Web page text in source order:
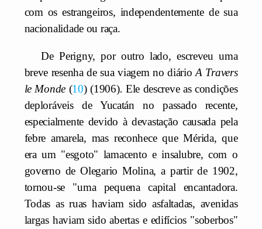
com os estrangeiros, independentemente de sua
nacionalidade ou raça.
De Perigny, por outro lado, escreveu uma
breve resenha de sua viagem no diárioA Travers
le Monde 10 (1906). Ele descreve as condições
deploráveis de Yucatán no passado recente,
especialmente devido à devastação causada pela
febre amarela, mas reconhece que Mérida, que
era um "esgoto" lamacento e insalubre, com o
governo de Olegario Molina, a partir de 1902,
tornou-se "uma pequena capital encantadora.
Todas as ruas haviam sido asfaltadas, avenidas
largas haviam sido abertas e edifícios "soberbos"